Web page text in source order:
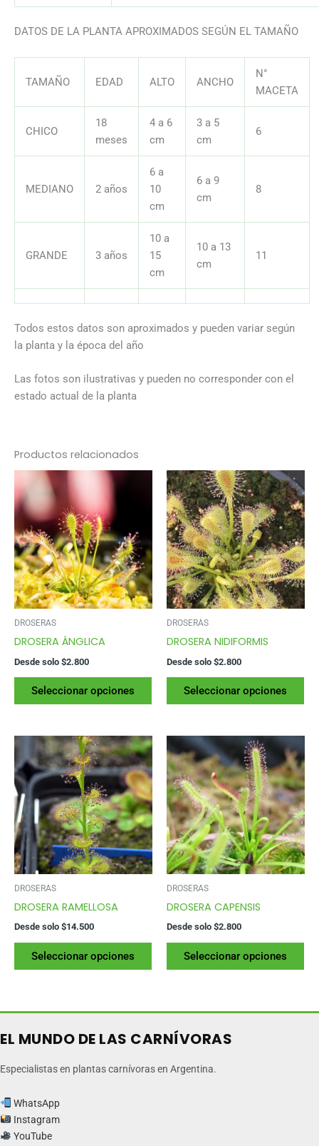
DATOS DE LA PLANTA APROXIMADOS SEGÚN EL TAMAÑO
TAMAÑO EDAD ALTO ANCHO
N°
MACETA
CHICO
18
meses
4 a 6
cm
3 a 5
cm
6
MEDIANO 2 años
6 a
10
cm
6 a 9
cm
8
GRANDE 3 años
10 a
15
cm
10 a 13
cm
11
Todos estos datos son aproximados y pueden variar según
la planta y la época del año
Las fotos son ilustrativas y pueden no corresponder con el
estado actual de la planta
Productos relacionados
DROSERAS
DROSERA ÁNGLICA
Desde solo $2.800
Seleccionar opciones
Este
producto
variantes.
Las
opciones
se
pueden
elegir
en
la
página
producto
DROSERAS
DROSERA NIDIFORMIS
Desde solo $2.800
Seleccionar opciones
se
en
la
DROSERAS
DROSERA RAMELLOSA
Desde solo $14.500
Seleccionar opciones
Este
producto
variantes.
Las
opciones
se
DROSERAS
DROSERA CAPENSIS
Desde solo $2.800
Seleccionar opciones
EL MUNDO DE LAS CARNÍVORAS
Especialistas en plantas carnívoras en Argentina.
WhatsApp
Instagram
YouTube